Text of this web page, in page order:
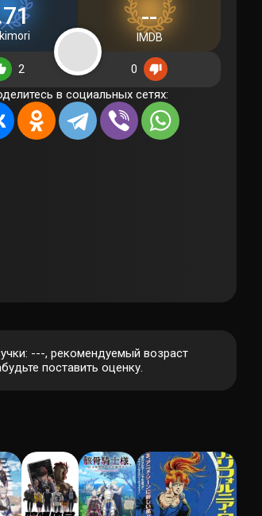
--
IMDB
2
0
в социальных сетях:
---, рекомендуемый возраст
поставить оценку.